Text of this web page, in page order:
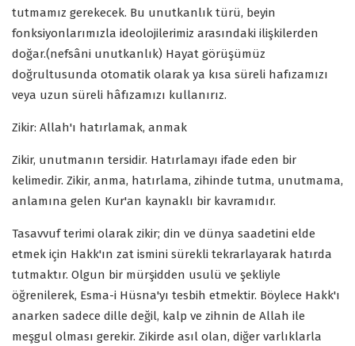
tutmamız gerekecek. Bu unutkanlık türü, beyin
fonksiyonlarımızla ideolojilerimiz arasındaki ilişkilerden
doğar.(nefsâni unutkanlık) Hayat görüşümüz
doğrultusunda otomatik olarak ya kısa süreli hafızamızı
veya uzun süreli hâfızamızı kullanırız.
Zikir: Allah'ı hatırlamak, anmak
Zikir, unutmanın tersidir. Hatırlamayı ifade eden bir
kelimedir. Zikir, anma, hatırlama, zihinde tutma, unutmama,
anlamına gelen Kur'an kaynaklı bir kavramıdır.
Tasavvuf terimi olarak zikir; din ve dünya saadetini elde
etmek için Hakk'ın zat ismini sürekli tekrarlayarak hatırda
tutmaktır. Olgun bir mürşidden usulü ve şekliyle
öğrenilerek, Esma-i Hüsna'yı tesbih etmektir. Böylece Hakk'ı
anarken sadece dille değil, kalp ve zihnin de Allah ile
meşgul olması gerekir. Zikirde asıl olan, diğer varlıklarla